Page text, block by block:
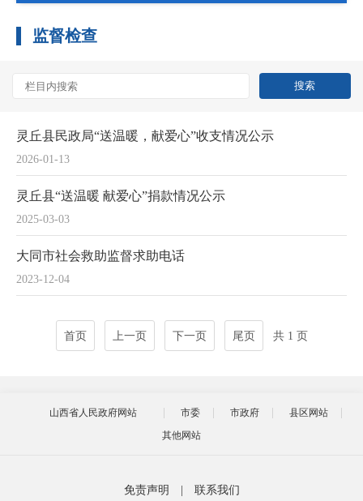
监督检查
2026-01-13
灵丘县民政局“送温暖，献爱心”收支情况公示
2025-03-03
灵丘县“送温暖 献爱心”捐款情况公示
2023-12-04
大同市社会救助监督求助电话
首页 上一页 下一页 尾页 共 1 页
山西省人民政府网站 市委 市政府
县区网站
其他网站
免责声明 联系我们